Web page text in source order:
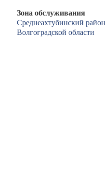
Зона обслуживания
Среднеахтубинский район
Волгоградской области